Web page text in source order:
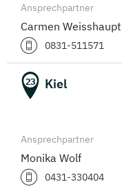
Ansprechpartner
Carmen Weisshaupt
0831-511571
23 Kiel
Ansprechpartner
Monika Wolf
0431-330404